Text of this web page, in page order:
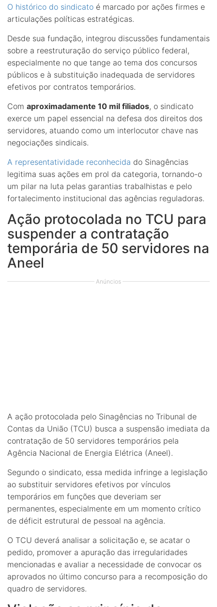
O histórico do sindicato é marcado por ações firmes e
articulações políticas estratégicas.
Desde sua fundação, integrou discussões fundamentais
sobre a reestruturação do serviço público federal,
especialmente no que tange ao tema dos concursos
públicos e à substituição inadequada de servidores
efetivos por contratos temporários.
Com aproximadamente 10 mil filiados, o sindicato
exerce um papel essencial na defesa dos direitos dos
servidores, atuando como um interlocutor chave nas
negociações sindicais.
A representatividade reconhecida do Sinagências
legitima suas ações em prol da categoria, tornando-o
um pilar na luta pelas garantias trabalhistas e pelo
fortalecimento institucional das agências reguladoras.
Ação protocolada no TCU para
suspender a contratação
temporária de 50 servidores na
Aneel
Anúncios
A ação protocolada pelo Sinagências no Tribunal de
Contas da União (TCU) busca a suspensão imediata da
contratação de 50 servidores temporários pela
Agência Nacional de Energia Elétrica (Aneel).
Segundo o sindicato, essa medida infringe a legislação
ao substituir servidores efetivos por vínculos
temporários em funções que deveriam ser
permanentes, especialmente em um momento crítico
de déficit estrutural de pessoal na agência.
O TCU deverá analisar a solicitação e, se acatar o
pedido, promover a apuração das irregularidades
mencionadas e avaliar a necessidade de convocar os
aprovados no último concurso para a recomposição do
quadro de servidores.